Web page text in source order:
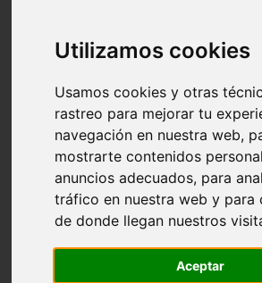
Utilizamos cookies
Usamos cookies y otras
rastreo para mejorar tu
navegación en nuestra web,
mostrarte contenidos
anuncios adecuados, para
tráfico en nuestra web y para
de donde llegan nuestros
Aceptar
Cantabria - suances
Sevilla - bormujos
Málaga - júzcar
Huesca - alquézar
Huesca - castejón-de-sos
Lleida - alt-àneu
Córdoba - almedinilla
Navarra - zangoza
Cantabria - arenas-de-iguña
Barcelona - la-pobla-de-lillet
Murcia - cartagena